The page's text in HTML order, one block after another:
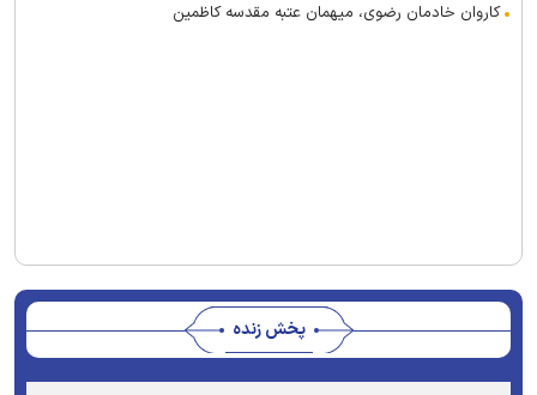
کاروان خادمان رضوی، میهمان عتبه مقدسه کاظمین
پخش زنده